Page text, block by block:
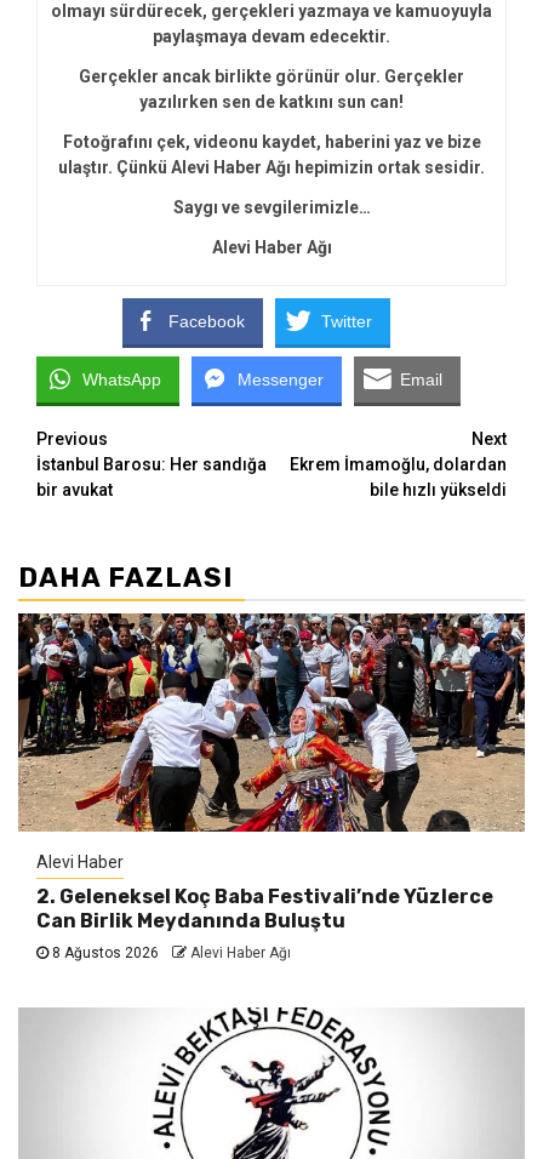
olmayı sürdürecek, gerçekleri yazmaya ve kamuoyuyla
paylaşmaya devam edecektir.
Gerçekler ancak birlikte görünür olur. Gerçekler
yazılırken sen de katkını sun can!
Fotoğrafını çek, videonu kaydet, haberini yaz ve bize
ulaştır. Çünkü Alevi Haber Ağı hepimizin ortak sesidir.
Saygı ve sevgilerimizle…
Alevi Haber Ağı
Facebook Twitter
WhatsApp Messenger Email
Continue
Reading
Previous
İstanbul Barosu: Her sandığa
bir avukat
Next
Ekrem İmamoğlu, dolardan
bile hızlı yükseldi
DAHA FAZLASI
Alevi Haber
2. Geleneksel Koç Baba Festivali’nde Yüzlerce
Can Birlik Meydanında Buluştu
8 Ağustos 2026 Alevi Haber Ağı